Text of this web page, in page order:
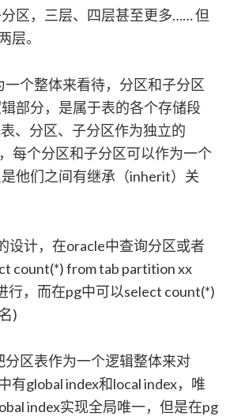
区，三层、四层甚至更多…… 但
层。
一个整体来看待，分区和子分区
部分，是属于表的各个存储段
、分区、子分区作为独立的
每个分区和子分区可以作为一个
他们之间有继承（inherit）关
设计，在oracle中查询分区或者
count(*) from tab partition xx
行，而在pg中可以select count(*)
)
区表作为一个逻辑整体来对
有global index和local index，唯
index实现全局唯一，但是在pg